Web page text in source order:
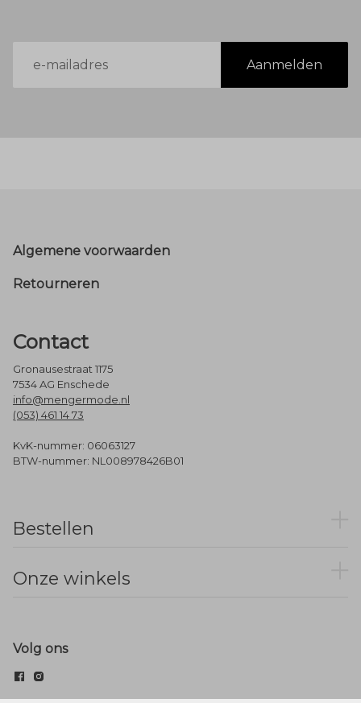
mailadres
Aanmelden
Footer
Algemene voorwaarden
Retourneren
Contact
Gronausestraat 1175
7534 AG Enschede
info@mengermode.nl
(053) 461 14 73
KvK-nummer: 06063127
BTW-nummer: NL008978426B01
Bestellen
Onze winkels
Volg ons